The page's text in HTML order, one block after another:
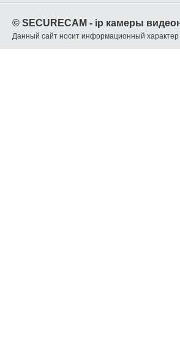
© SECURECAM - ip камеры
Данный сайт носит информационный